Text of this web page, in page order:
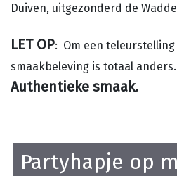
Duiven, uitgezonderd de
LET OP: Om een
smaakbeleving is totaal anders.
Authentieke smaak.
Partyhapje op